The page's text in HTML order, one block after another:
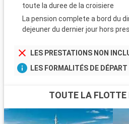
toute la duree de la croisiere
La pension complete a bord du
dejeuner du dernier jour hors
LES PRESTATIONS NON
LES FORMALITÉS DE DÉPART
TOUTE LA FLOTTE